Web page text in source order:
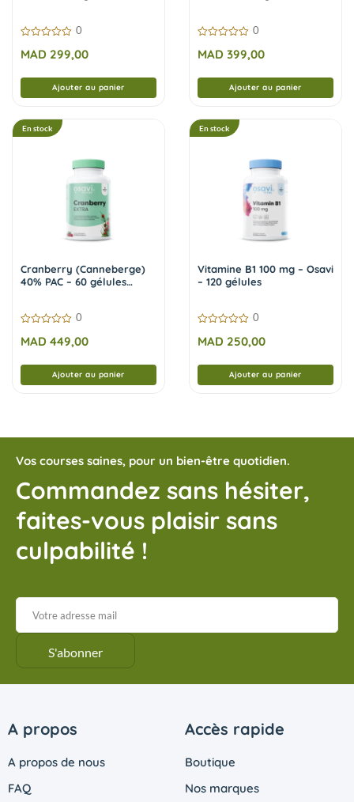
sur
0
MAD 299,00
Ajouter au panier
sur
0
MAD 399,00
Ajouter au panier
En stock
Cranberry (Canneberge)
40% PAC – 60 gélules
sur
0
MAD 449,00
Ajouter au panier
En stock
Vitamine B1 100 mg – Osavi
– 120 gélules
sur
0
MAD 250,00
Ajouter au panier
Vos courses saines, pour un bien-être quotidien.
Commandez sans hésiter,
faites-vous plaisir sans
culpabilité !
A propos
A propos de nous
FAQ
Accès rapide
Boutique
Nos marques